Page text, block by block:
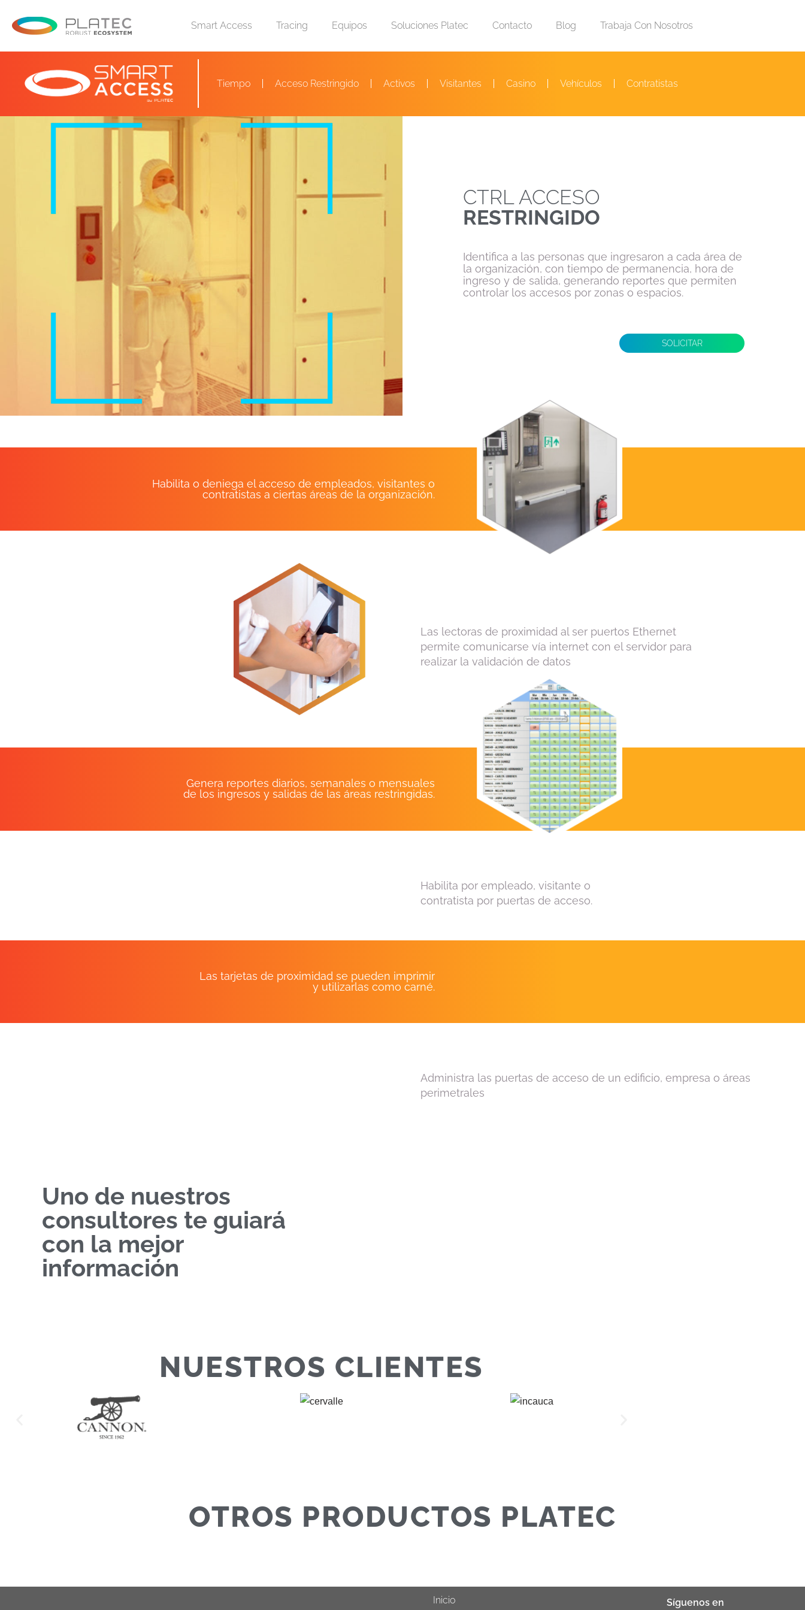
Saltar
al
Smart Access Tracing Equipos Soluciones Platec Contacto Blog Trabaja Con Nosotros
Tiempo Acceso Restringido Activos Visitantes Casino Vehículos Contratistas
CTRL ACCESO
RESTRINGIDO
Identifica a las personas que ingresaron a cada área de
la organización, con tiempo de permanencia, hora de
ingreso y de salida, generando reportes que permiten
controlar los accesos por zonas o espacios.
SOLICITAR
Habilita o deniega el acceso de empleados, visitantes o
contratistas a ciertas áreas de la organización.
Las lectoras de proximidad al ser puertos Ethernet
permite comunicarse vía internet con el servidor para
realizar la validación de datos
Genera reportes diarios, semanales o mensuales
de los ingresos y salidas de las áreas restringidas.
Habilita por empleado, visitante o
contratista por puertas de acceso.
Las tarjetas de proximidad se pueden imprimir
y utilizarlas como carné.
Administra las puertas de acceso de un edificio, empresa o áreas
perimetrales
Uno de nuestros
consultores te guiará
con la mejor
información
NUESTROS CLIENTES
OTROS PRODUCTOS PLATEC
Inicio Síguenos en